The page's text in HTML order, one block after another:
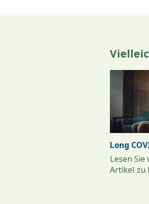
Long
Lesen
Artikel zu